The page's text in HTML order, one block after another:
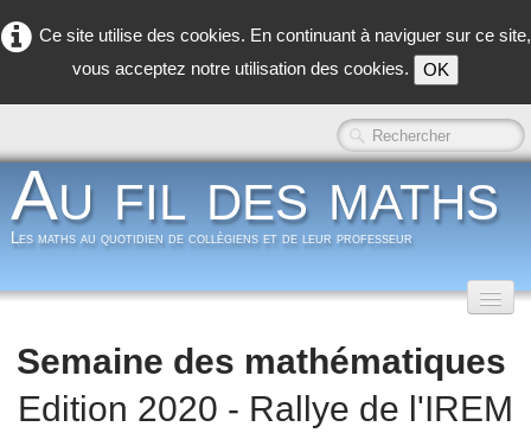
Ce site utilise des cookies. En continuant à naviguer sur ce site,
vous acceptez notre utilisation des cookies.
OK
Au fil des maths
Les maths au quotidien de collègiens et de leur professeur
Semaine des mathématiques
Edition 2020 - Rallye de l'IREM